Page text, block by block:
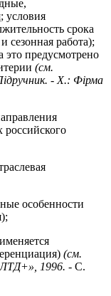
; условия
срока
сезонная работа);
это предусмотрено
(см.
- X.: Фірма
особенности
(см.
1996. - С.